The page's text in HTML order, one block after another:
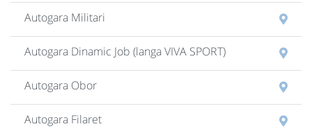
Autogara Militari
Autogara Dinamic Job (langa VIVA SPORT)
Autogara Obor
Autogara Filaret